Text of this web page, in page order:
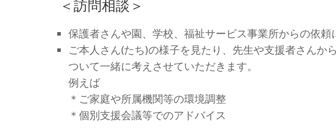
＜訪問相談＞
保護者さんや園、学校、福祉サービス事業所からの依頼
ご本人さん(たち)の様子を見たり、先生や支援者さんか
ついて一緒に考えさせていただきます。
例えば
＊ご家庭や所属機関等の環境調整
＊個別支援会議等でのアドバイス